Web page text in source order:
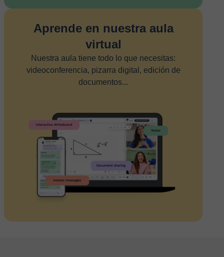
Aprende en nuestra aula
virtual
Nuestra aula tiene todo lo que necesitas:
videoconferencia, pizarra digital, edición de
documentos...